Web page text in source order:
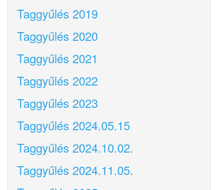
Taggyűlés 2019
Taggyűlés 2020
Taggyűlés 2021
Taggyűlés 2022
Taggyűlés 2023
Taggyűlés 2024.05.15
Taggyűlés 2024.10.02.
Taggyűlés 2024.11.05.